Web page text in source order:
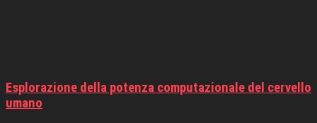
Esplorazione della potenza computazionale del cervello
umano